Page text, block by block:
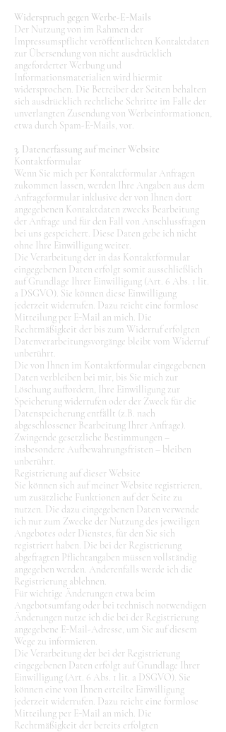
Widerspruch gegen Werbe-E-Mails
Der Nutzung von im Rahmen der
Impressumspflicht veröffentlichten Kontaktdaten
zur Übersendung von nicht ausdrücklich
angeforderter Werbung und
Informationsmaterialien wird hiermit
widersprochen. Die Betreiber der Seiten behalten
sich ausdrücklich rechtliche Schritte im Falle der
unverlangten Zusendung von Werbeinformationen,
etwa durch Spam-E-Mails, vor.
3. Datenerfassung auf meiner Website
Kontaktformular
Wenn Sie mich per Kontaktformular Anfragen
zukommen lassen, werden Ihre Angaben aus dem
Anfrageformular inklusive der von Ihnen dort
angegebenen Kontaktdaten zwecks Bearbeitung
der Anfrage und für den Fall von Anschlussfragen
bei uns gespeichert. Diese Daten gebe ich nicht
ohne Ihre Einwilligung weiter.
Die Verarbeitung der in das Kontaktformular
eingegebenen Daten erfolgt somit ausschließlich
auf Grundlage Ihrer Einwilligung (Art. 6 Abs. 1 lit.
a DSGVO). Sie können diese Einwilligung
jederzeit widerrufen. Dazu reicht eine formlose
Mitteilung per E-Mail an mich. Die
Rechtmäßigkeit der bis zum Widerruf erfolgten
Datenverarbeitungsvorgänge bleibt vom Widerruf
unberührt.
Die von Ihnen im Kontaktformular eingegebenen
Daten verbleiben bei mir, bis Sie mich zur
Löschung auffordern, Ihre Einwilligung zur
Speicherung widerrufen oder der Zweck für die
Datenspeicherung entfällt (z.B. nach
abgeschlossener Bearbeitung Ihrer Anfrage).
Zwingende gesetzliche Bestimmungen –
insbesondere Aufbewahrungsfristen – bleiben
unberührt.
Registrierung auf dieser Website
Sie können sich auf meiner Website registrieren,
um zusätzliche Funktionen auf der Seite zu
nutzen. Die dazu eingegebenen Daten verwende
ich nur zum Zwecke der Nutzung des jeweiligen
Angebotes oder Dienstes, für den Sie sich
registriert haben. Die bei der Registrierung
abgefragten Pflichtangaben müssen vollständig
angegeben werden. Anderenfalls werde ich die
Registrierung ablehnen.
Für wichtige Änderungen etwa beim
Angebotsumfang oder bei technisch notwendigen
Änderungen nutze ich die bei der Registrierung
angegebene E-Mail-Adresse, um Sie auf diesem
Wege zu informieren.
Die Verarbeitung der bei der Registrierung
eingegebenen Daten erfolgt auf Grundlage Ihrer
Einwilligung (Art. 6 Abs. 1 lit. a DSGVO). Sie
können eine von Ihnen erteilte Einwilligung
jederzeit widerrufen. Dazu reicht eine formlose
Mitteilung per E-Mail an mich. Die
Rechtmäßigkeit der bereits erfolgten